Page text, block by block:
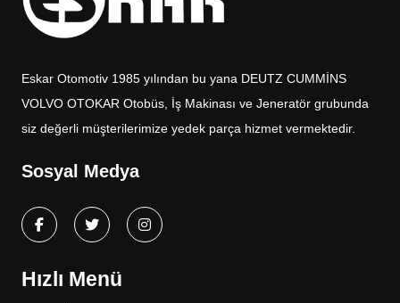
Eskar Otomotiv 1985 yılından bu yana DEUTZ CUMMİNS
VOLVO OTOKAR Otobüs, İş Makinası ve Jeneratör grubunda
siz değerli müşterilerimize yedek parça hizmet vermektedir.
Sosyal Medya
Hızlı Menü